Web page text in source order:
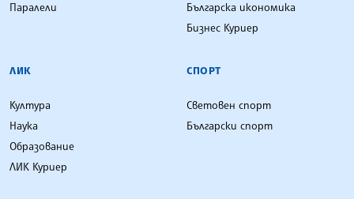
Паралели
Българска икономика
Бизнес Куриер
ЛИК
Култура
Наука
Образование
ЛИК Куриер
СПОРТ
Световен спорт
Български спорт